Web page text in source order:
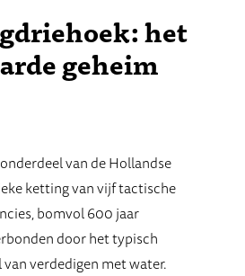
het
geheim
van de Hollandse
ketting van vijf tactische
bomvol 600 jaar
door het typisch
verdedigen met water.